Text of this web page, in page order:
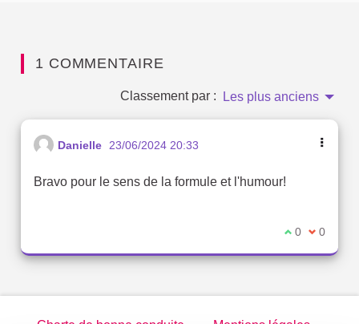
1 COMMENTAIRE
Classement par : Les plus anciens
Danielle 23/06/2024 20:33
Bravo pour le sens de la formule et l'humour!
Je suis
0 Je ne
0